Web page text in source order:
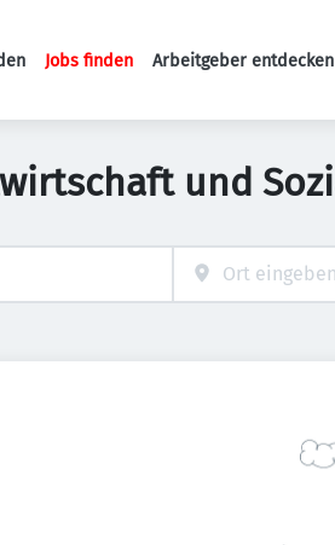
Haupt-Navigation
Jobs finden Arbeitgeber entdecken
und